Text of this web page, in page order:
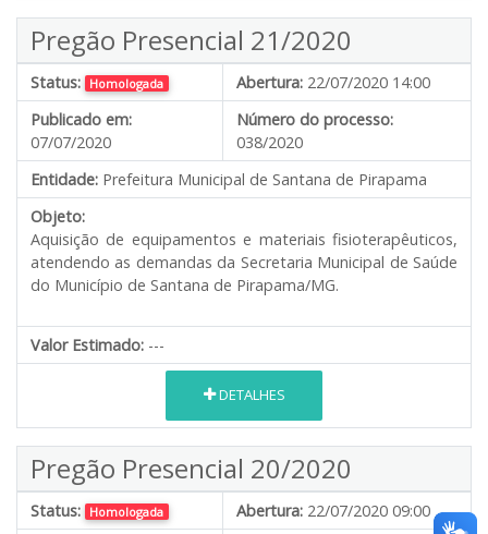
Pregão Presencial 21/2020
Status: Homologada Abertura: 22/07/2020 14:00
Publicado em:
07/07/2020
Número do processo:
038/2020
Entidade: Prefeitura Municipal de Santana de Pirapama
Objeto:
Aquisição de equipamentos e materiais fisioterapêuticos,
atendendo as demandas da Secretaria Municipal de Saúde
do Município de Santana de Pirapama/MG.
Valor Estimado: ---
DETALHES
Pregão Presencial 20/2020
Status: Homologada Abertura: 22/07/2020 09:00